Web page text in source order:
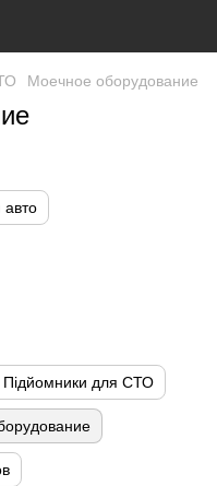
Моечное оборудование
авто
Підйомники для СТО